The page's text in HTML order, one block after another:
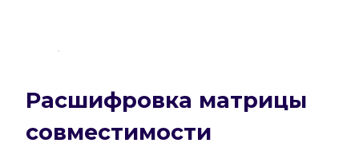
Расшифровка матрицы
совместимости